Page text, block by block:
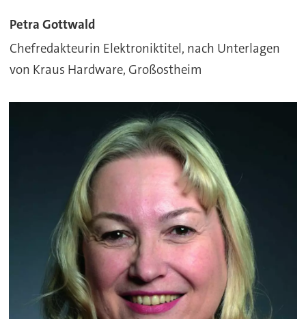
Petra Gottwald
Chefredakteurin Elektroniktitel, nach Unterlagen
von Kraus Hardware, Großostheim